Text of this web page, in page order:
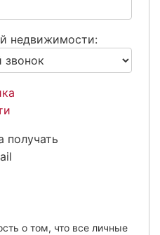
недвижимости:
получать
о том, что все личные